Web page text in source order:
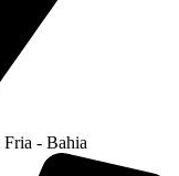
- Bahia